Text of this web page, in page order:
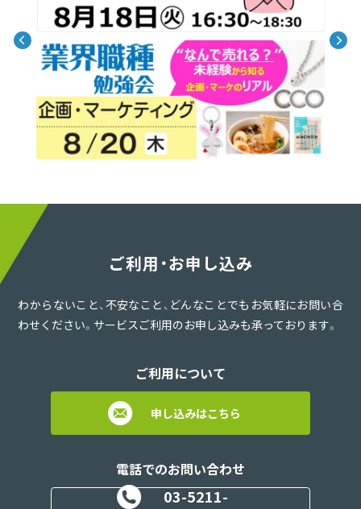
ご利用・お申し込み
わからないこと、不安なこと、どんなことでもお気軽にお問い合
わせください。サービスご利用のお申し込みも承っております。
ご利用について
申し込みはこちら
電話でのお問い合わせ
03-5211-